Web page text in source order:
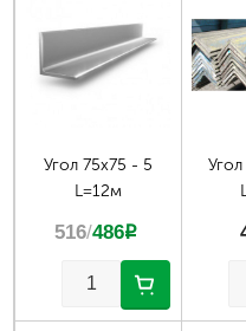
Угол 75х75 - 5
L=12м
516/486p